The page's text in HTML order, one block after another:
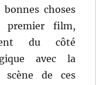
choses
premier film,
du côté
avec la
scène de ces